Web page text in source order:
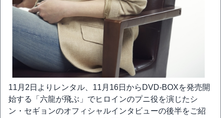
11月2日よりレンタル、11月16日からDVD-BOXを発売開
始する「六龍が飛ぶ」でヒロインのプニ役を演じたシ
ン・セギョンのオフィシャルインタビューの後半をご紹